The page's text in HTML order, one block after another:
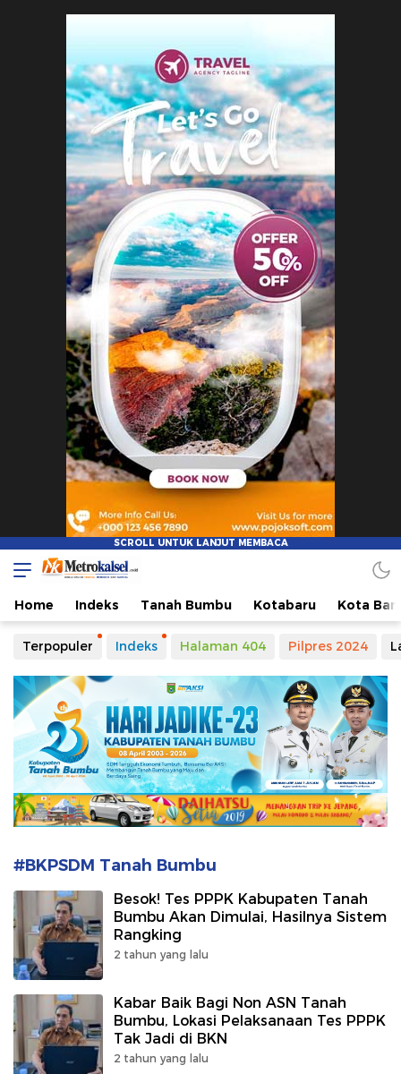
Metro Kalsel
Media Online Terkini, Faktual dan Mendidik
Home Indeks Tanah Bumbu Kotabaru Kota
Terpopuler Indeks Halaman 404 Pilpres 2024
#BKPSDM Tanah Bumbu
Besok! Tes PPPK Kabupaten Tanah
Bumbu Akan Dimulai, Hasilnya Sistem
Rangking
2 tahun yang lalu
Kabar Baik Bagi Non ASN Tanah
Bumbu, Lokasi Pelaksanaan Tes PPPK
Tak Jadi di BKN
2 tahun yang lalu